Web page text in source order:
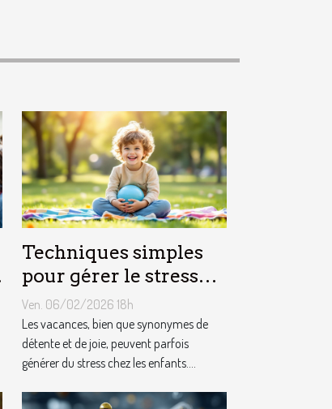
Techniques simples
pour gérer le stress
chez les enfants
pendant les vacances
Ven. 06/02/2026 18h
Les vacances, bien que synonymes de
détente et de joie, peuvent parfois
générer du stress chez les enfants....